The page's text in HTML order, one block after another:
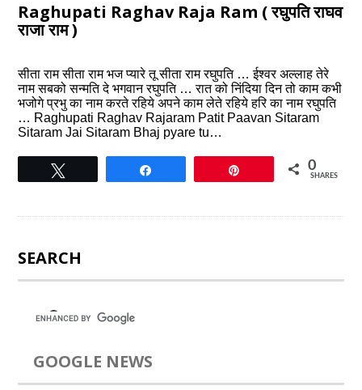
Raghupati Raghav Raja Ram ( रघुपति राघव
राजा राम )
सीता राम सीता राम भज प्यारे तू सीता राम रघुपति … ईश्वर अल्लाह तेरे
नाम सबको सन्मति दे भगवान रघुपति … रात को निंदिया दिन तो काम कभी
भजोगे प्रभु का नाम करते रहिये अपने काम लेते रहिये हरि का नाम रघुपति
… Raghupati Raghav Rajaram Patit Paavan Sitaram
Sitaram Jai Sitaram Bhaj pyare tu…
0
SHARES
SEARCH
GOOGLE NEWS